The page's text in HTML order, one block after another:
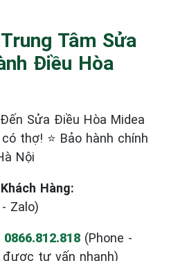
Tâm Sửa
Điều Hòa
Sửa Điều Hòa Midea
thợ! ⭐ Bảo hành chính
Nội
Hàng:
Zalo)
0866.812.818 (Phone -
tư vấn nhanh)